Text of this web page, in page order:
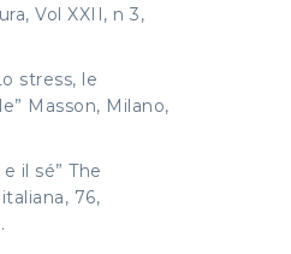
Vol XXII, n 3,
stress, le
Masson, Milano,
e il sé” The
76,